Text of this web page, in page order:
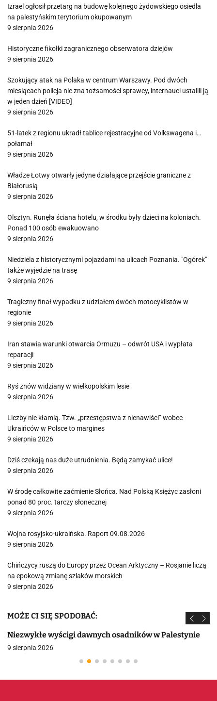
Izrael ogłosił przetarg na budowę kolejnego żydowskiego osiedla
na palestyńskim terytorium okupowanym
9 sierpnia 2026
Historyczne fikołki zagranicznego obserwatora dziejów
9 sierpnia 2026
Szokujący atak na Polaka w centrum Warszawy. Pod dwóch
miesiącach policja nie zna tożsamości sprawcy, internauci ustalili ją
w jeden dzień [VIDEO]
9 sierpnia 2026
51-latek z regionu ukradł tablice rejestracyjne od Volkswagena i…
połamał
9 sierpnia 2026
Władze Łotwy otwarły jedyne działające przejście graniczne z
Białorusią
9 sierpnia 2026
Olsztyn. Runęła ściana hotelu, w środku były dzieci na koloniach.
Ponad 100 osób ewakuowano
9 sierpnia 2026
Niedziela z historycznymi pojazdami na ulicach Poznania. "Ogórek"
także wyjedzie na trasę
9 sierpnia 2026
Tragiczny finał wypadku z udziałem dwóch motocyklistów w
regionie
9 sierpnia 2026
Iran stawia warunki otwarcia Ormuzu – odwrót USA i wypłata
reparacji
9 sierpnia 2026
Ryś znów widziany w wielkopolskim lesie
9 sierpnia 2026
Liczby nie kłamią. Tzw. „przestępstwa z nienawiści” wobec
Ukraińców w Polsce to margines
9 sierpnia 2026
Dziś czekają nas duże utrudnienia. Będą zamykać ulice!
9 sierpnia 2026
W środę całkowite zaćmienie Słońca. Nad Polską Księżyc zasłoni
ponad 80 proc. tarczy słonecznej
9 sierpnia 2026
Wojna rosyjsko-ukraińska. Raport 09.08.2026
9 sierpnia 2026
Chińczycy ruszą do Europy przez Ocean Arktyczny – Rosjanie liczą
na epokową zmianę szlaków morskich
9 sierpnia 2026
MOŻE CI SIĘ SPODOBAĆ:
Niezwykłe wyścigi dawnych osadników w Palestynie
9 sierpnia 2026